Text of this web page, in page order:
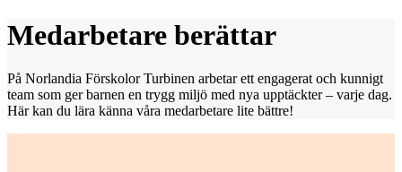
Medarbetare berättar
På Norlandia Förskolor Turbinen arbetar ett engagerat och kunnigt
team som ger barnen en trygg miljö med nya upptäckter – varje dag.
Här kan du lära känna våra medarbetare lite bättre!